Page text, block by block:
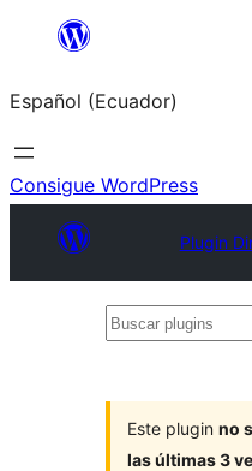
Saltar
contenido
Español (Ecuador)
Consigue WordPress
Plugin
Buscar
Este plugin no
las últimas 3